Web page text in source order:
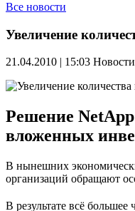
Все новости
Увеличение
21.04.2010 | 15:03
Решение
вложенных
В нынешних
организаций обращают
В результате всё